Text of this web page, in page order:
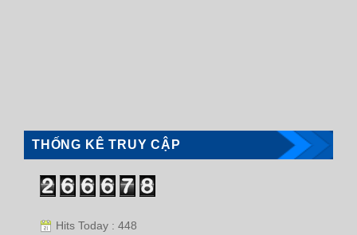
THỐNG KÊ TRUY CẬP
Hits Today : 448